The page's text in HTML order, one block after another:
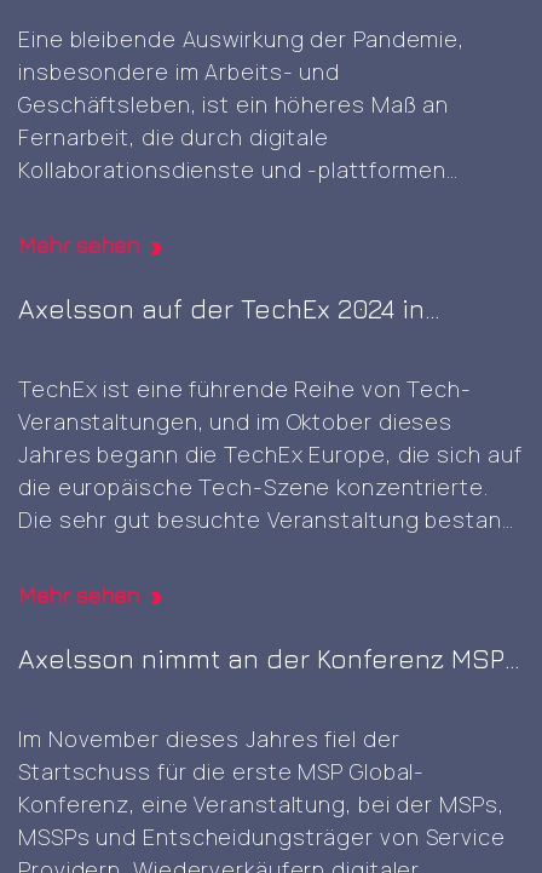
Vielzahl von innovativen…Attending
the
first
GITEX
AI
Berlin
Eine bleibende Auswirkung der Pandemie,
insbesondere im Arbeits- und
Geschäftsleben, ist ein höheres Maß an
Fernarbeit, die durch digitale
Kollaborationsdienste und -plattformen
gelegentliche physische Anwesenheit von
ist etwas, das sich in digitalen Bereichen nicht
visit
and
self-
signed
root
generation
Mehr sehen
Axelsson auf der TechEx 2024 in
TechEx ist eine führende Reihe von Tech-
Veranstaltungen, und im Oktober dieses
Jahres begann die TechEx Europe, die sich auf
die europäische Tech-Szene konzentrierte.
Die sehr gut besuchte Veranstaltung bestand
Ausstellungen, die am selben
jeweils auf verschiedene Bereiche
digitale…Axelsson
at
TechEx
2024
Mehr sehen
Axelsson nimmt an der Konferenz MSP
Im November dieses Jahres fiel der
Startschuss für die erste MSP Global-
Konferenz, eine Veranstaltung, bei der MSPs,
MSSPs und Entscheidungsträger von Service